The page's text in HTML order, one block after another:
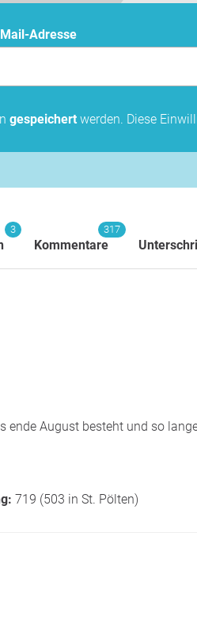
Mail-Adresse
gespeichert werden. Diese
3
Kommentare
317
ende August besteht und so
719 (503 in St. Pölten)